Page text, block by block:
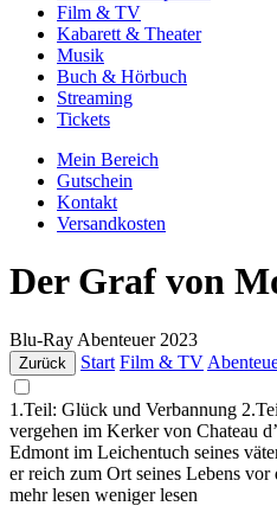
Film & TV
Kabarett & Theater
Musik
Buch & Hörbuch
Streaming
Tickets
Mein Bereich
Gutschein
Kontakt
Versandkosten
Der Graf von
Blu-Ray Abenteuer 2023
Zurück Start Film & TV
1.Teil: Glück und Verbannung
vergehen im Kerker von Chateau
Edmont im Leichentuch seines
er reich zum Ort seines Lebens
mehr lesen weniger lesen